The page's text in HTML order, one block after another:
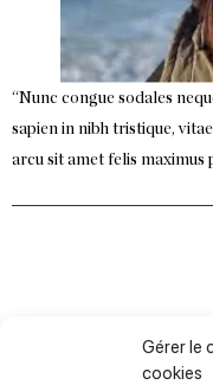
Gérer le
cookies
“Nunc congue sodales
sapien in nibh tristique,
arcu sit amet felis maximus